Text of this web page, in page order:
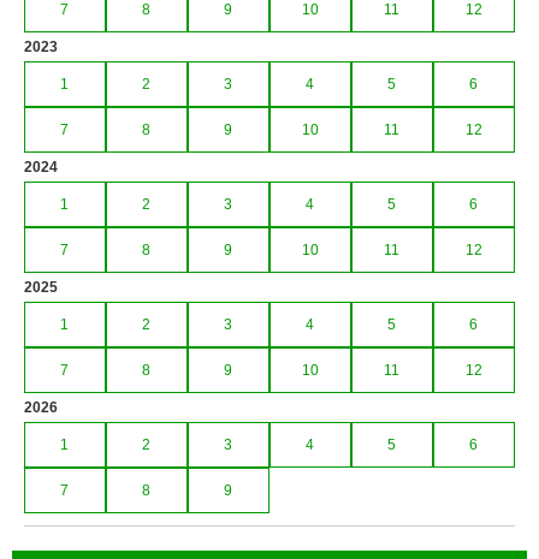
7 8 9 10 11 12
2023
1 2 3 4 5 6
7 8 9 10 11 12
2024
1 2 3 4 5 6
7 8 9 10 11 12
2025
1 2 3 4 5 6
7 8 9 10 11 12
2026
1 2 3 4 5 6
7 8 9